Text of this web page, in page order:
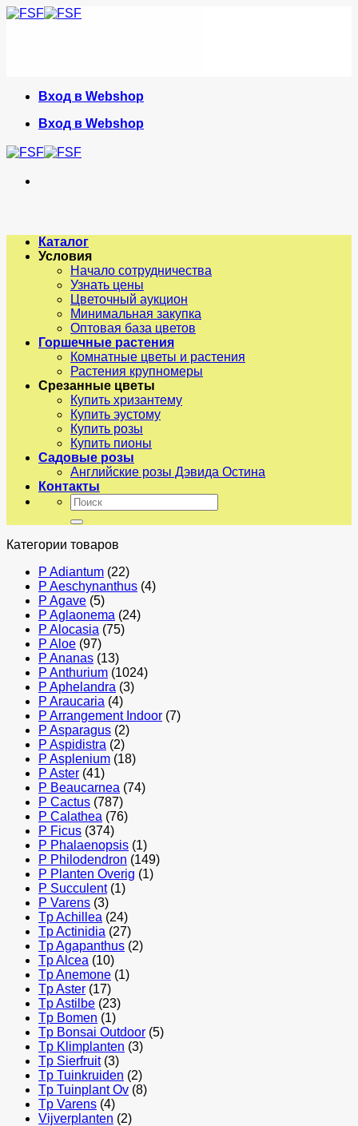
Skip
Вход в Webshop
Вход в Webshop
Каталог
Условия
Начало сотрудничества
Узнать цены
Цветочный аукцион
Минимальная закупка
Оптовая база цветов
Горшечные растения
Комнатные цветы и растения
Растения крупномеры
Срезанные цветы
Купить хризантему
Купить эустому
Купить розы
Купить пионы
Садовые розы
Английские розы Дэвида Остина
Контакты
Искать:
Категории товаров
P Adiantum (22)
P Aeschynanthus (4)
P Agave (5)
P Aglaonema (24)
P Alocasia (75)
P Aloe (97)
P Ananas (13)
P Anthurium (1024)
P Aphelandra (3)
P Araucaria (4)
P Arrangement Indoor (7)
P Asparagus (2)
P Aspidistra (2)
P Asplenium (18)
P Aster (41)
P Beaucarnea (74)
P Cactus (787)
P Calathea (76)
P Ficus (374)
P Phalaenopsis (1)
P Philodendron (149)
P Planten Overig (1)
P Succulent (1)
P Varens (3)
Tp Achillea (24)
Tp Actinidia (27)
Tp Agapanthus (2)
Tp Alcea (10)
Tp Anemone (1)
Tp Aster (17)
Tp Astilbe (23)
Tp Bomen (1)
Tp Bonsai Outdoor (5)
Tp Klimplanten (3)
Tp Sierfruit (3)
Tp Tuinkruiden (2)
Tp Tuinplant Ov (8)
Tp Varens (4)
Vijverplanten (2)